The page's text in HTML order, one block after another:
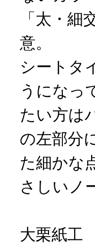
「太・
意。
シートタ
うになっ
たい方は
の左部分
た細かな
さしいノ
大栗紙工